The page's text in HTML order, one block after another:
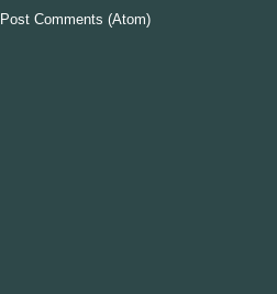
Post Comments (Atom)